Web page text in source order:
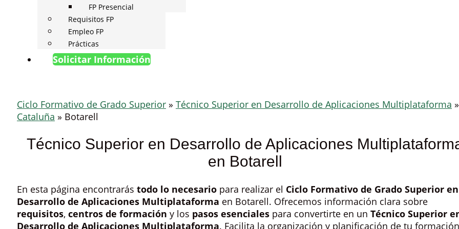
FP Presencial
Requisitos FP
Empleo FP
Prácticas
Solicitar Información
Ciclo Formativo de Grado Superior » Técnico Superior en Desarrollo de Aplicaciones Multiplataforma »
Cataluña » Botarell
Técnico Superior en Desarrollo de Aplicaciones
en Botarell
En esta página encontrarás todo lo necesario para realizar el Ciclo Formativo de Grado Superior en
Desarrollo de Aplicaciones Multiplataforma en Botarell. Ofrecemos información clara sobre
requisitos, centros de formación y los pasos esenciales para convertirte en un Técnico Superior
Desarrollo de Aplicaciones Multiplataforma. Facilita la organización y planificación de tu